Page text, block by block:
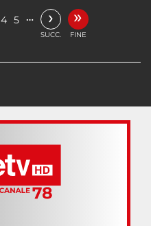
4 5 … ›
SUCC.
»
FINE